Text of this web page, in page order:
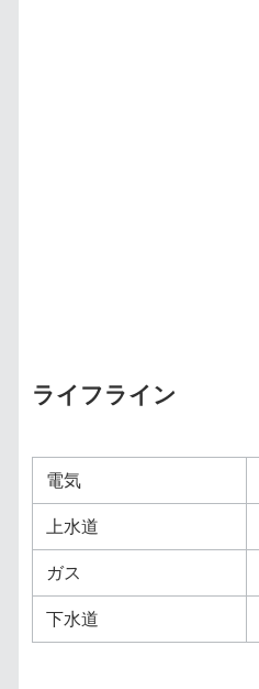
ライフライン
電気
上水道
ガス
下水道